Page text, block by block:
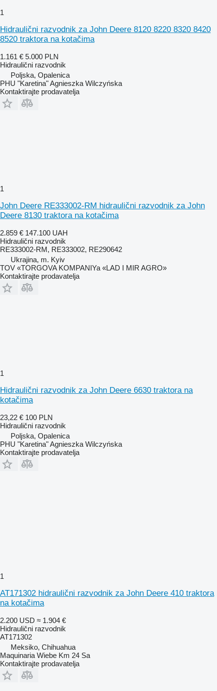
1
Hidraulični razvodnik za John Deere 8120 8220 8320 8420
8520 traktora na kotačima
1.161 € 5.000 PLN
Hidraulični razvodnik
Poljska, Opalenica
PHU "Karetina" Agnieszka Wilczyńska
Kontaktirajte prodavatelja
1
John Deere RE333002-RM hidraulični razvodnik za John
Deere 8130 traktora na kotačima
2.859 € 147.100 UAH
Hidraulični razvodnik
RE333002-RM, RE333002, RE290642
Ukrajina, m. Kyiv
TOV «TORGOVA KOMPANIYa «LAD I MIR AGRO»
Kontaktirajte prodavatelja
1
Hidraulični razvodnik za John Deere 6630 traktora na
kotačima
23,22 € 100 PLN
Hidraulični razvodnik
Poljska, Opalenica
PHU "Karetina" Agnieszka Wilczyńska
Kontaktirajte prodavatelja
1
AT171302 hidraulični razvodnik za John Deere 410 traktora
na kotačima
2.200 USD ≈ 1.904 €
Hidraulični razvodnik
AT171302
Meksiko, Chihuahua
Maquinaria Wiebe Km 24 Sa
Kontaktirajte prodavatelja